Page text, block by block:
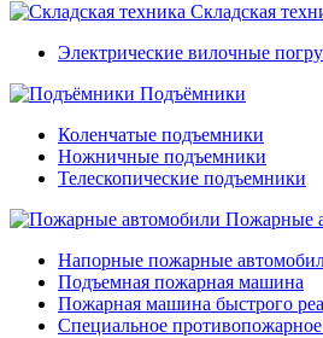
Складская
Электрические вилочные
Подъёмники
Коленчатые подъемники
Ножничные подъемники
Телескопические подъемники
Пожарные
Напорные пожарные
Подъемная пожарная машина
Пожарная машина быстрого
Специальное